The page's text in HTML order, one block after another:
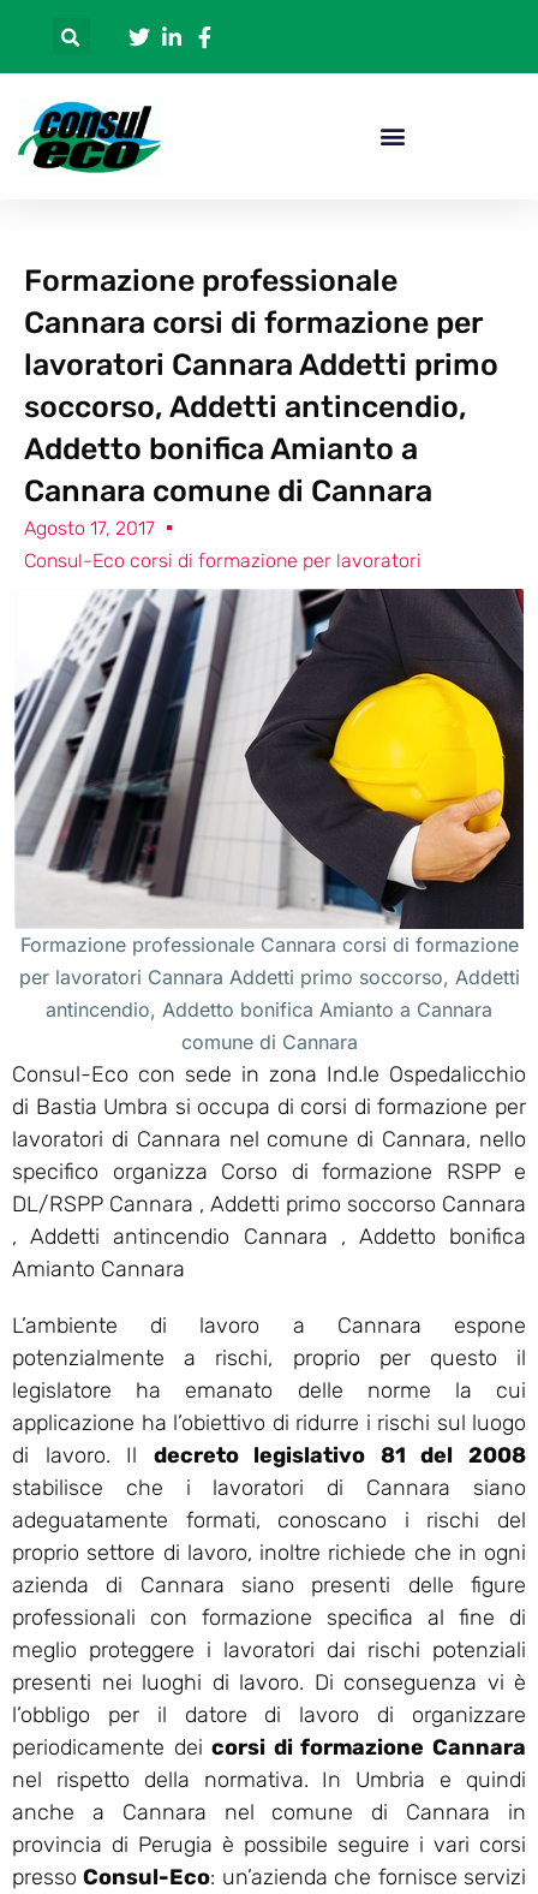
Formazione professionale
Cannara corsi di formazione per
lavoratori Cannara Addetti primo
soccorso, Addetti antincendio,
Addetto bonifica Amianto a
Cannara comune di Cannara
Agosto 17, 2017
Consul-Eco corsi di formazione per lavoratori
Formazione professionale Cannara corsi di formazione
per lavoratori Cannara Addetti primo soccorso, Addetti
antincendio, Addetto bonifica Amianto a Cannara
comune di Cannara
Consul-Eco con sede in zona Ind.le Ospedalicchio
di Bastia Umbra si occupa di corsi di formazione per
lavoratori di Cannara nel comune di Cannara, nello
specifico organizza Corso di formazione RSPP e
DL/RSPP Cannara , Addetti primo soccorso Cannara
, Addetti antincendio Cannara , Addetto bonifica
Amianto Cannara
L’ambiente di lavoro a Cannara espone
potenzialmente a rischi, proprio per questo il
legislatore ha emanato delle norme la cui
applicazione ha l’obiettivo di ridurre i rischi sul luogo
di lavoro. Il decreto legislativo 81 del 2008
stabilisce che i lavoratori di Cannara siano
adeguatamente formati, conoscano i rischi del
proprio settore di lavoro, inoltre richiede che in ogni
azienda di Cannara siano presenti delle figure
professionali con formazione specifica al fine di
meglio proteggere i lavoratori dai rischi potenziali
presenti nei luoghi di lavoro. Di conseguenza vi è
l’obbligo per il datore di lavoro di organizzare
periodicamente deicorsi di formazione Cannara
nel rispetto della normativa. In Umbria e quindi
anche a Cannara nel comune di Cannara in
provincia di Perugia è possibile seguire i vari corsi
pressoConsul-Eco: un’azienda che fornisce servizi